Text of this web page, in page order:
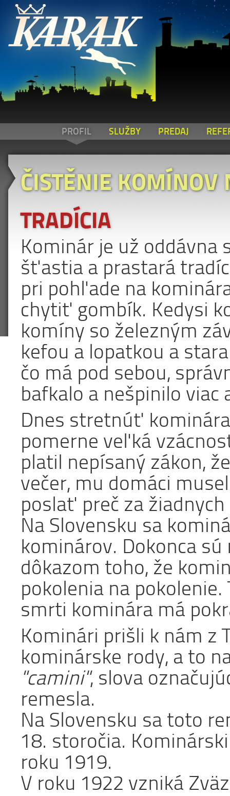
PROFIL SLUŽBY PREDAJ
ČISTĚNIE KOMÍNOV
TRADÍCIA
Kominár je už oddávna
šťastia a prastará
pri pohľade na
chytiť gombík. Kedysi
komíny so železným
kefou a lopatkou a
čo má pod sebou,
bafkalo a nešpinilo viac
Dnes stretnúť
pomerne veľká
platil nepísaný zákon,
večer, mu domáci
poslať preč za
Na Slovensku sa
kominárov. Dokonca
dôkazom toho, že
pokolenia na
smrti kominára má
Kominári prišli k nám z
kominárske rody, a to
"camini", slova
remesla.
Na Slovensku sa toto
18. storočia.
roku 1919.
V roku 1922 vzniká